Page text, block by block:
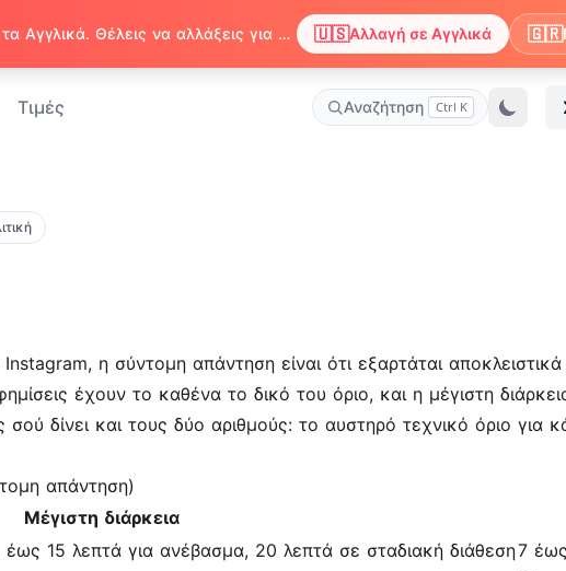
Τιμές Αναζήτηση Ctrl K
η σύντομη απάντηση είναι ότι εξαρτάται
έχουν το καθένα το δικό του όριο, και η μέγιστη
δίνει και τους δύο αριθμούς: το αυστηρό τεχνικό όριο για
απάντηση)
Μέγιστη διάρκεια
15 λεπτά για ανέβασμα, 20 λεπτά σε σταδιακή διάθεση7
Παρατηρήσαμε ότι ο περιηγητής σου προτιμά τα Αγγλικά. Θέλεις να αλλάξεις για να απολαμβάνεις περιεχόμενο στα Αγγλικά; 🇺🇸Αλλαγή σε Αγγλικά 🇬🇷